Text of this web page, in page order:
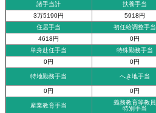
諸手当計 扶養手当
3万5190円
5918円
住居手当
初任給調整手当
4618円
0円
単身赴任手当
特殊勤務手当
0円
0円
特地勤務手当 へき地手当
0円
0円
産業教育手当
義務教育等教員
特別手当